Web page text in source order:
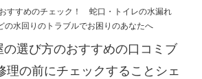
すすめのチェック！ 蛇口・トイレの水漏れ
の水回りのトラブルでお困りのあなたへ
の選び方のおすすめの口コミブ
の前にチェックすることシェ